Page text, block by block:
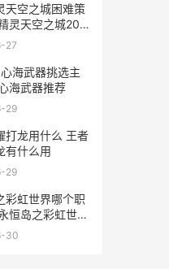
天空之城困难策
灵天空之城20
27
海武器挑选主
海武器推荐
29
打龙用什么 王者
有什么用
29
彩虹世界哪个职
恒岛之彩虹世界
里得到
30